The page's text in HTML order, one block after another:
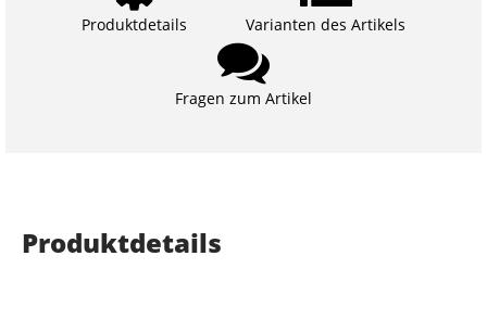
Produktdetails Varianten des Artikels
Fragen zum Artikel
Produktdetails